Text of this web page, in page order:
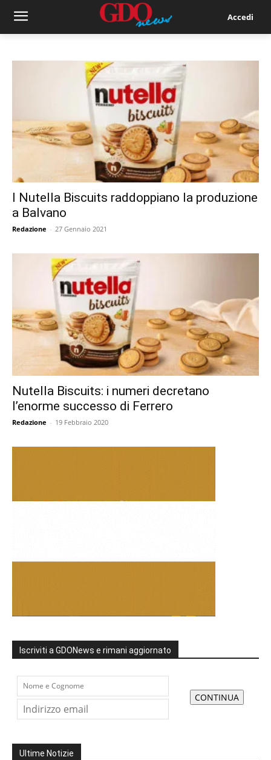
Accedi
I Nutella Biscuits raddoppiano la produzione
a Balvano
Redazione - 27 Gennaio 2021
Nutella Biscuits: i numeri decretano
l’enorme successo di Ferrero
Redazione - 19 Febbraio 2020
Iscriviti a GDONews e rimani aggiornato
Ultime Notizie